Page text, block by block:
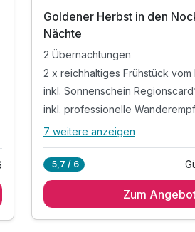
Goldener Herbst in den
Nächte
2 Übernachtungen
2 x reichhaltiges Frühstück vom
inkl. Sonnenschein
inkl. professionelle
Alle Inklusivleistungen
2 x reichhaltiges Frühstück vom
7 weitere anzeigen
5,7 / 6
Zum